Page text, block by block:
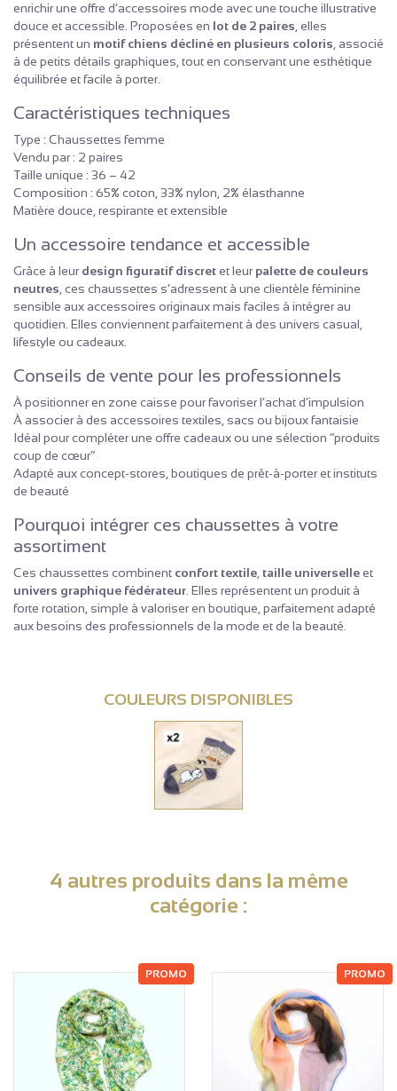
enrichir une offre d’accessoires mode avec une touche illustrative
douce et accessible. Proposées en lot de 2 paires , elles
présentent un motif chiens décliné en plusieurs coloris , associé
à de petits détails graphiques, tout en conservant une esthétique
équilibrée et facile à porter.
Caractéristiques techniques
Type : Chaussettes femme
Vendu par : 2 paires
Taille unique : 36 – 42
Composition : 65% coton, 33% nylon, 2% élasthanne
Matière douce, respirante et extensible
Un accessoire tendance et accessible
Grâce à leur design figuratif discretet leur palette de couleurs
neutres , ces chaussettes s’adressent à une clientèle féminine
sensible aux accessoires originaux mais faciles à intégrer au
quotidien. Elles conviennent parfaitement à des univers casual,
lifestyle ou cadeaux.
Conseils de vente pour les professionnels
À positionner en zone caisse pour favoriser l’achat d’impulsion
À associer à des accessoires textiles, sacs ou bijoux fantaisie
Idéal pour compléter une offre cadeaux ou une sélection “produits
coup de cœur”
Adapté aux concept-stores, boutiques de prêt-à-porter et instituts
de beauté
Pourquoi intégrer ces chaussettes à votre
assortiment
Ces chaussettes combinent confort textile taille universelleet
univers graphique fédérateur . Elles représentent un produit à
forte rotation, simple à valoriser en boutique, parfaitement adapté
aux besoins des professionnels de la mode et de la beauté.
COULEURS DISPONIBLES
4 autres produits dans la même
catégorie :
PROMO PROMO